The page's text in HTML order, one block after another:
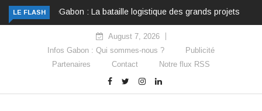
LE FLASH Gabon : La bataille logistique des grands projets
August 7, 2026
Infos Gabon : Qui sommes-nous ?
Publicité
Partenaires
Contact Notre flux RSS